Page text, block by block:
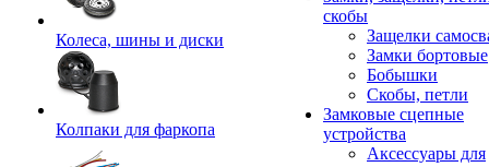
Колеса, шины и диски
Колпаки для фаркопа
скобы
Защелки
Замки бортовые
Бобышки
Скобы, петли
Замковые сцепные
устройства
Аксессуары для